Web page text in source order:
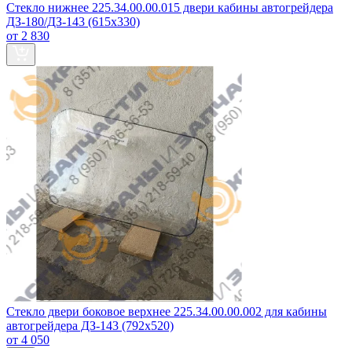
Стекло нижнее 225.34.00.00.015 двери кабины автогрейдера
ДЗ‑180/ДЗ‑143 (615х330)
от 2 830
Стекло двери боковое верхнее 225.34.00.00.002 для кабины
автогрейдера ДЗ‑143 (792х520)
от 4 050